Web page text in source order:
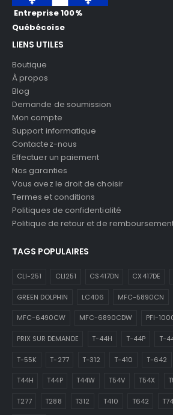
Entreprise 100%
Québécoise
LIENS UTILES
Boutique
À propos
Blog
Demande de soumission
Mon compte
Support informatique
Contactez-nous
Effectuer un paiement
Nos garanties
Vous avez le droit de choisir
Termes et conditions
Politiques de confidentialité
Politique de retour et de
TAGS POPULAIRES
CLI-251 CLI251 CS417DN CX417DE
GREEN DOLPHIN LC406 MFC-5890CN
MFC-6490CW MFC-6890CDW PFI-
PRIX SUR DEMANDE T-44H T-44P T-
T-55K T-277 T-312 T-410 T-642
T44H T44P T44W T54V T54X
T277 T288 T312 T410 T642